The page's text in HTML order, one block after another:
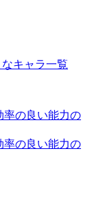
キャラ一覧
率の良い能力の
率の良い能力の